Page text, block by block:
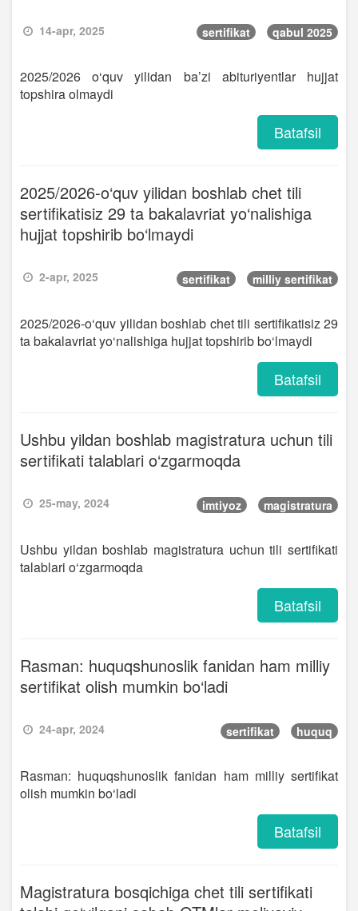
14-apr, 2025 sertifikat qabul 2025
2025/2026 o‘quv yilidan ba’zi abituriyentlar hujjat
topshira olmaydi
Batafsil
2025/2026-o‘quv yilidan boshlab chet tili
sertifikatisiz 29 ta bakalavriat yo‘nalishiga
hujjat topshirib bo‘lmaydi
2-apr, 2025 sertifikat milliy sertifikat
2025/2026-o‘quv yilidan boshlab chet tili sertifikatisiz 29
ta bakalavriat yo‘nalishiga hujjat topshirib bo‘lmaydi
Batafsil
Ushbu yildan boshlab magistratura uchun tili
sertifikati talablari o‘zgarmoqda
25-may, 2024 imtiyoz magistratura
Ushbu yildan boshlab magistratura uchun tili sertifikati
talablari o‘zgarmoqda
Batafsil
Rasman: huquqshunoslik fanidan ham milliy
sertifikat olish mumkin bo‘ladi
24-apr, 2024 sertifikat huquq
Rasman: huquqshunoslik fanidan ham milliy sertifikat
olish mumkin bo‘ladi
Batafsil
Magistratura bosqichiga chet tili sertifikati